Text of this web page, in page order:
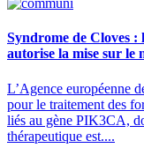
Syndrome de Cloves :
autorise la mise sur le
L’Agence européenne
pour le traitement des
liés au gène PIK3CA,
thérapeutique est....